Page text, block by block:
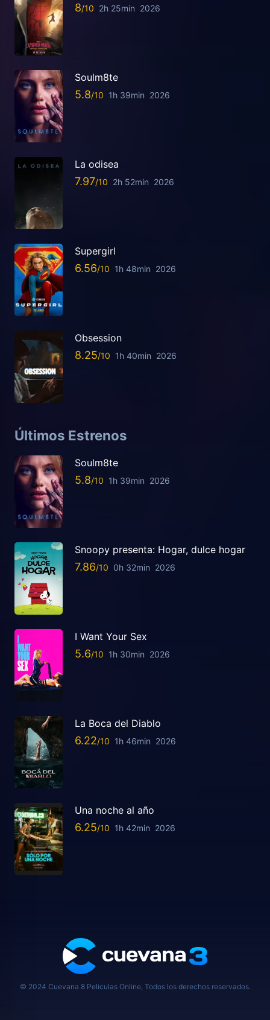
8 2h 25min 2026
Soulm8te
5.8 1h 39min 2026
La odisea
7.97 2h 52min 2026
Supergirl
6.56 1h 48min 2026
Obsession
8.25 1h 40min 2026
Últimos Estrenos
Soulm8te
5.8 1h 39min 2026
Snoopy presenta: Hogar, dulce hogar
7.86 0h 32min 2026
I Want Your Sex
5.6 1h 30min 2026
La Boca del Diablo
6.22 1h 46min 2026
Una noche al año
6.25 1h 42min 2026
© 2024 Cuevana 8 Peliculas Online, Todos los derechos reservados.